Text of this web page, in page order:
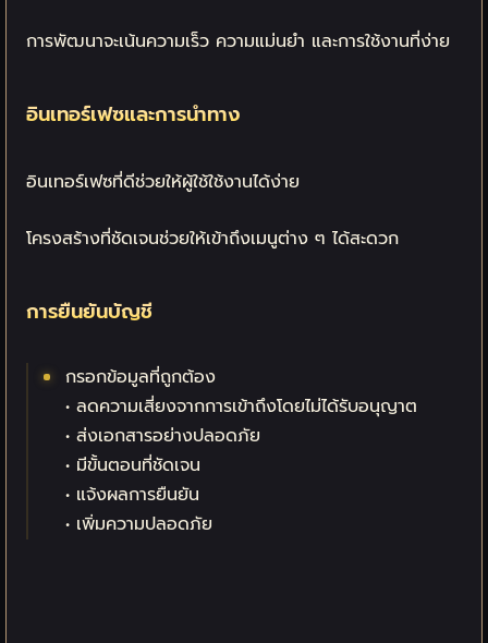
การพัฒนาจะเน้นความเร็ว ความแม่นยำ และการใช้งานที่ง่าย
อินเทอร์เฟซและการนำทาง
อินเทอร์เฟซที่ดีช่วยให้ผู้ใช้ใช้งานได้ง่าย
โครงสร้างที่ชัดเจนช่วยให้เข้าถึงเมนูต่าง ๆ ได้สะดวก
การยืนยันบัญชี
กรอกข้อมูลที่ถูกต้อง
• ลดความเสี่ยงจากการเข้าถึงโดยไม่ได้รับอนุญาต
• ส่งเอกสารอย่างปลอดภัย
• มีขั้นตอนที่ชัดเจน
• แจ้งผลการยืนยัน
• เพิ่มความปลอดภัย